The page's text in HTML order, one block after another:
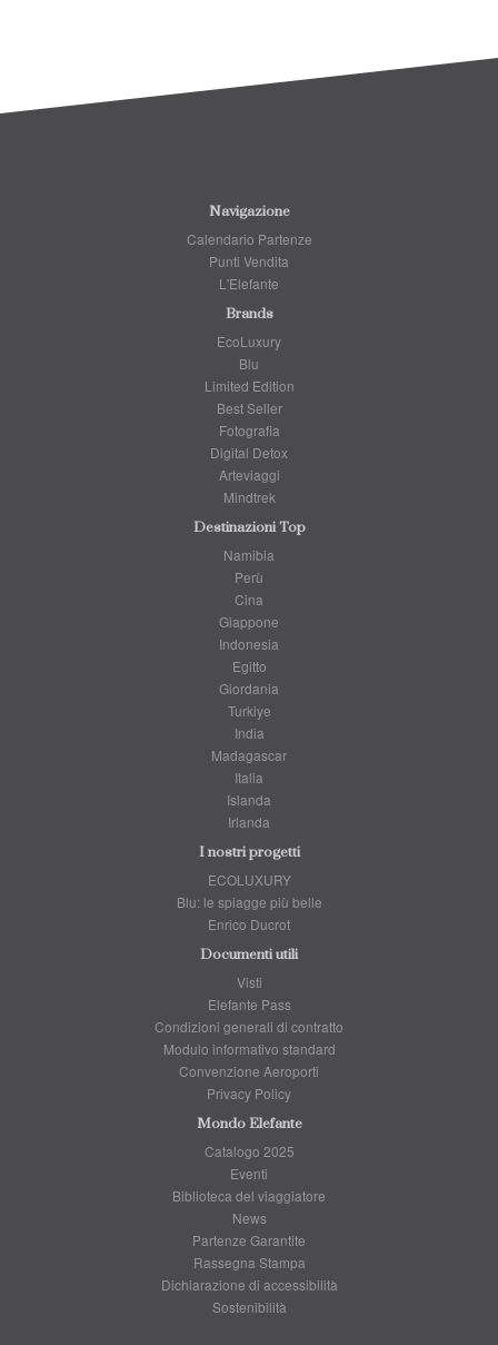
Navigazione
Calendario Partenze
Punti Vendita
L'Elefante
Brands
EcoLuxury
Blu
Limited Edition
Best Seller
Fotografia
Digital Detox
Arteviaggi
Mindtrek
Destinazioni Top
Namibia
Perù
Cina
Giappone
Indonesia
Egitto
Giordania
Turkiye
India
Madagascar
Italia
Islanda
Irlanda
I nostri progetti
ECOLUXURY
Blu: le spiagge più belle
Enrico Ducrot
Documenti utili
Visti
Elefante Pass
Condizioni generali di contratto
Modulo informativo standard
Convenzione Aeroporti
Privacy Policy
Mondo Elefante
Catalogo 2025
Eventi
Biblioteca del viaggiatore
News
Partenze Garantite
Rassegna Stampa
Dichiarazione di accessibilità
Sostenibilità